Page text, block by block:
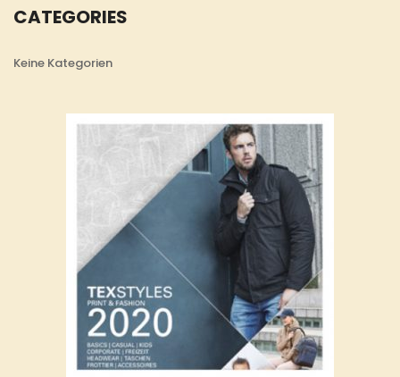
CATEGORIES
Keine Kategorien